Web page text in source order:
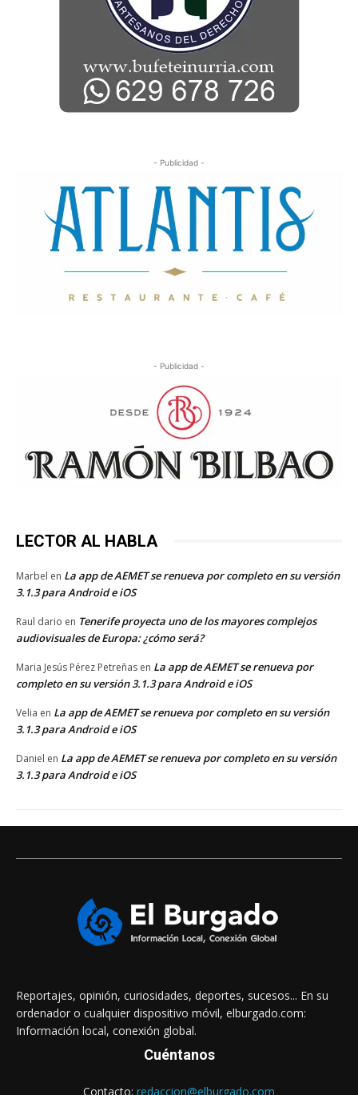
- Publicidad -
- Publicidad -
LECTOR AL HABLA
Marbel en La app de AEMET se renueva por completo en su versión
3.1.3 para Android e iOS
Raul dario en Tenerife proyecta uno de los mayores complejos
audiovisuales de Europa: ¿cómo será?
Maria Jesús Pérez Petreñas en La app de AEMET se renueva por
completo en su versión 3.1.3 para Android e iOS
Velia en La app de AEMET se renueva por completo en su versión
3.1.3 para Android e iOS
Daniel en La app de AEMET se renueva por completo en su versión
3.1.3 para Android e iOS
Reportajes, opinión, curiosidades, deportes, sucesos... En su
ordenador o cualquier dispositivo móvil, elburgado.com:
Información local, conexión global.
Cuéntanos
Contacto: redaccion@elburgado.com